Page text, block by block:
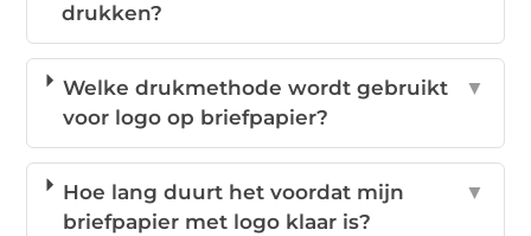
drukken?
Welke drukmethode wordt gebruikt
voor logo op briefpapier?
▼
Hoe lang duurt het voordat mijn
briefpapier met logo klaar is?
▼